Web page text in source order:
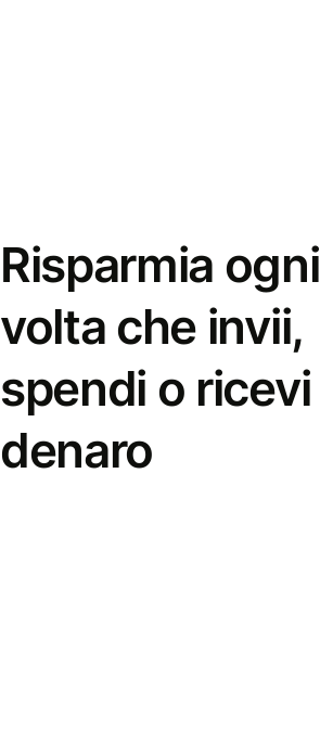
Risparmia ogni
volta che invii,
spendi o ricevi
denaro